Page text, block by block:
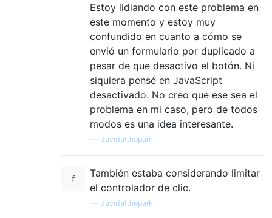
Estoy lidiando con este problema en
este momento y estoy muy
confundido en cuanto a cómo se
envió un formulario por duplicado a
pesar de que desactivo el botón. Ni
siquiera pensé en JavaScript
desactivado. No creo que ese sea el
problema en mi caso, pero de todos
modos es una idea interesante.
davidatthepark
También estaba considerando limitar
el controlador de clic.
davidatthepark